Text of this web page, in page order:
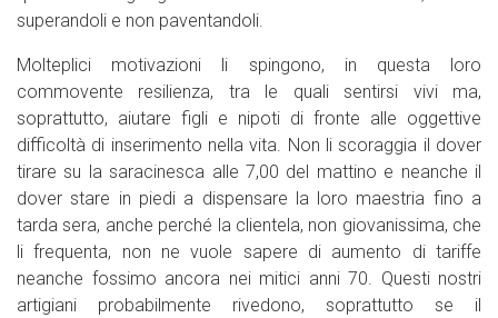
superandoli e non paventandoli.
Molteplici motivazioni li spingono, in questa loro
commovente resilienza, tra le quali sentirsi vivi ma,
soprattutto, aiutare figli e nipoti di fronte alle oggettive
difficoltà di inserimento nella vita. Non li scoraggia il dover
tirare su la saracinesca alle 7,00 del mattino e neanche il
dover stare in piedi a dispensare la loro maestria fino a
tarda sera, anche perché la clientela, non giovanissima, che
li frequenta, non ne vuole sapere di aumento di tariffe
neanche fossimo ancora nei mitici anni 70. Questi nostri
artigiani probabilmente rivedono, soprattutto se il